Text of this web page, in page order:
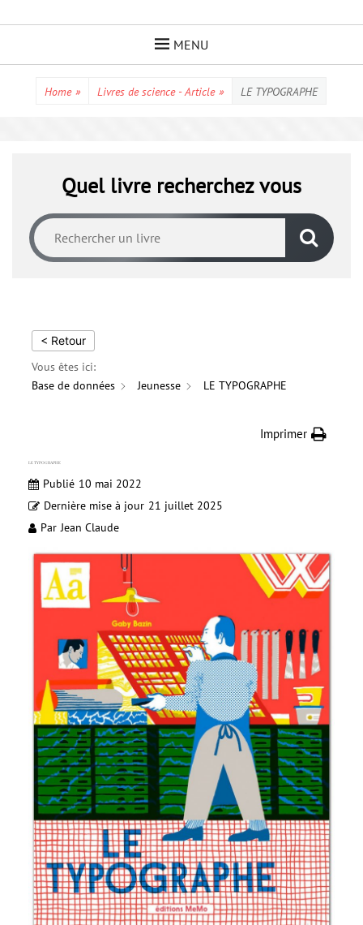
MENU
Home » Livres de science - Article » LE TYPOGRAPHE
Quel livre recherchez vous
< Retour
Vous êtes ici:
Base de données
Jeunesse LE TYPOGRAPHE
Imprimer
LE TYPOGRAPHE
Publié 10 mai 2022
Dernière mise à jour 21 juillet 2025
Par Jean Claude